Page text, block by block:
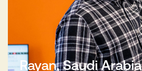
Rayan, Saudi Arabia